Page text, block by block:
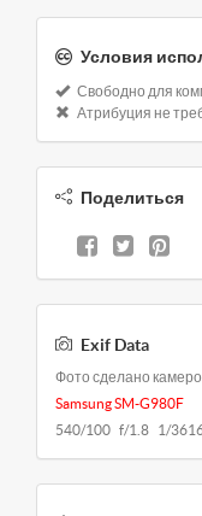
Условия
Свободно для
Атрибуция не
Поделиться
Exif Data
Фото сделано
Samsung SM-G980F
540/100 f/1.8 1/